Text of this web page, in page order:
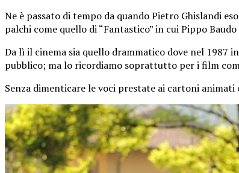
Ne è passato di tempo da quando Pietro Ghislandi
palchi come quello di “Fantastico” in cui Pippo
Da lì il cinema sia quello drammatico dove nel 1987
pubblico; ma lo ricordiamo soprattutto per i film
Senza dimenticare le voci prestate ai cartoni